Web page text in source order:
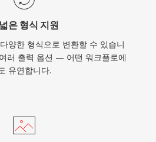
은 형식 지원
양한 형식으로 변환할 수 있습니
러 출력 옵션 — 어떤 워크플로에
유연합니다.